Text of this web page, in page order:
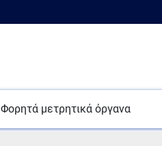
Φορητά μετρητικά όργανα